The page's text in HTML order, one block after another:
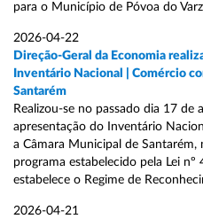
para o Município de Póvoa do
2026-04-22
Direção-Geral da Economia
Inventário Nacional | Comércio
Santarém
Realizou-se no passado dia 17 de
apresentação do Inventário
a Câmara Municipal de
programa estabelecido pela Lei
estabelece o Regime de
2026-04-21